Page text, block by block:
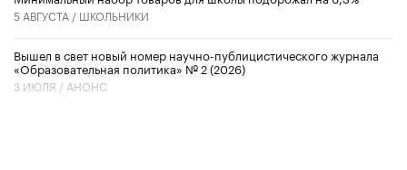
5 АВГУСТА / ШКОЛЬНИКИ
Вышел в свет новый номер научно-публицистического журнала
«Образовательная политика» № 2 (2026)
3 ИЮЛЯ / АНОНС